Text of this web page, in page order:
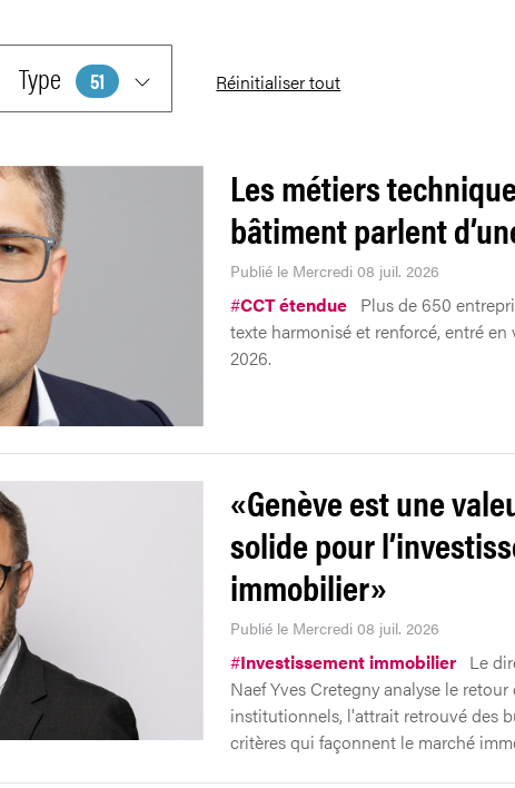
Type 51 Réinitialiser tout
Les métiers
bâtiment parlent
Publié le Mercredi 08 juil. 2026
#CCT étendue Plus de 650
texte harmonisé et renforcé, entré
2026.
«Genève est une
solide pour
immobilier»
Publié le Mercredi 08 juil. 2026
#Investissement immobilier Le
Naef Yves Cretegny analyse le
institutionnels, l'attrait retrouvé des
critères qui façonnent le marché